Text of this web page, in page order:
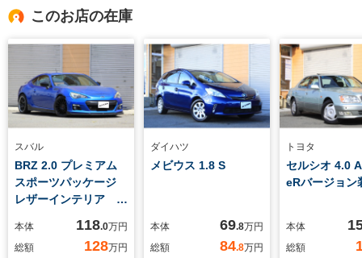
このお店の在庫
スバル
BRZ 2.0 プレミアム
スポーツパッケージ
レザーインテリア ロ
ETC2.0
本体 118.0万円
総額
128万円
ダイハツ
メビウス 1.8 S
本体 69.8万円
総額
84.8万円
トヨタ
セルシオ 4.0
eRバージョン
本体
総額